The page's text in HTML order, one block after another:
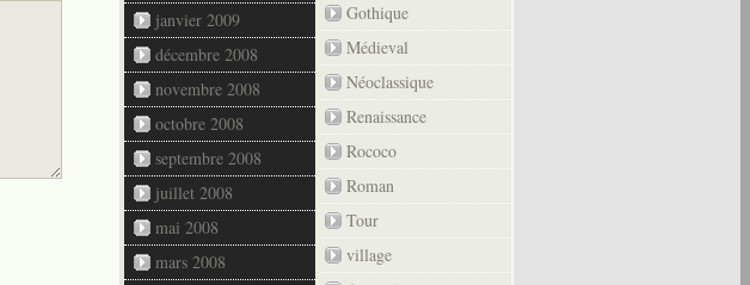
janvier 2009
décembre 2008
novembre 2008
octobre 2008
septembre 2008
juillet 2008
mai 2008
mars 2008
Gothique
Médieval
Néoclassique
Renaissance
Rococo
Roman
Tour
village